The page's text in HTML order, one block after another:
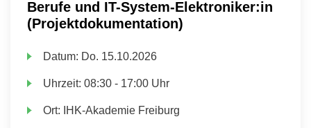
Berufe und IT-System-Elektroniker:in
(Projektdokumentation)
Datum: Do. 15.10.2026
Uhrzeit:08:30 - 17:00 Uhr
Ort: IHK-Akademie Freiburg